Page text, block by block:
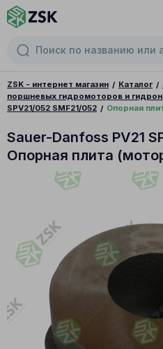
ZSK - интернет магазин Каталог
поршневых гидромоторов и
SPV21/052 SMF21/052
Опорная
Sauer-Danfoss PV21
Опорная плита